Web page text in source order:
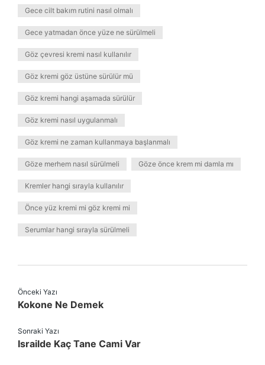
Gece cilt bakım rutini nasıl olmalı
Gece yatmadan önce yüze ne sürülmeli
Göz çevresi kremi nasıl kullanılır
Göz kremi göz üstüne sürülür mü
Göz kremi hangi aşamada sürülür
Göz kremi nasıl uygulanmalı
Göz kremi ne zaman kullanmaya başlanmalı
Göze merhem nasıl sürülmeli Göze önce krem mi damla mı
Kremler hangi sırayla kullanılır
Önce yüz kremi mi göz kremi mi
Serumlar hangi sırayla sürülmeli
Önceki Yazı
Kokone Ne Demek
Sonraki Yazı
Israilde Kaç Tane Cami Var